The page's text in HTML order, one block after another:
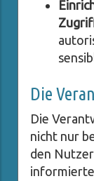
Die
Die
nicht nur
den